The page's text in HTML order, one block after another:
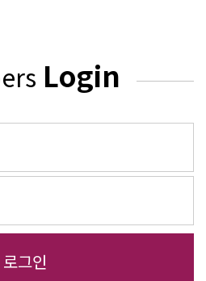
Login